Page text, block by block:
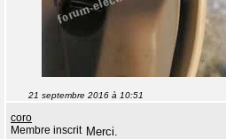
21 septembre 2016 à 10:51
coro
Membre inscrit Merci.